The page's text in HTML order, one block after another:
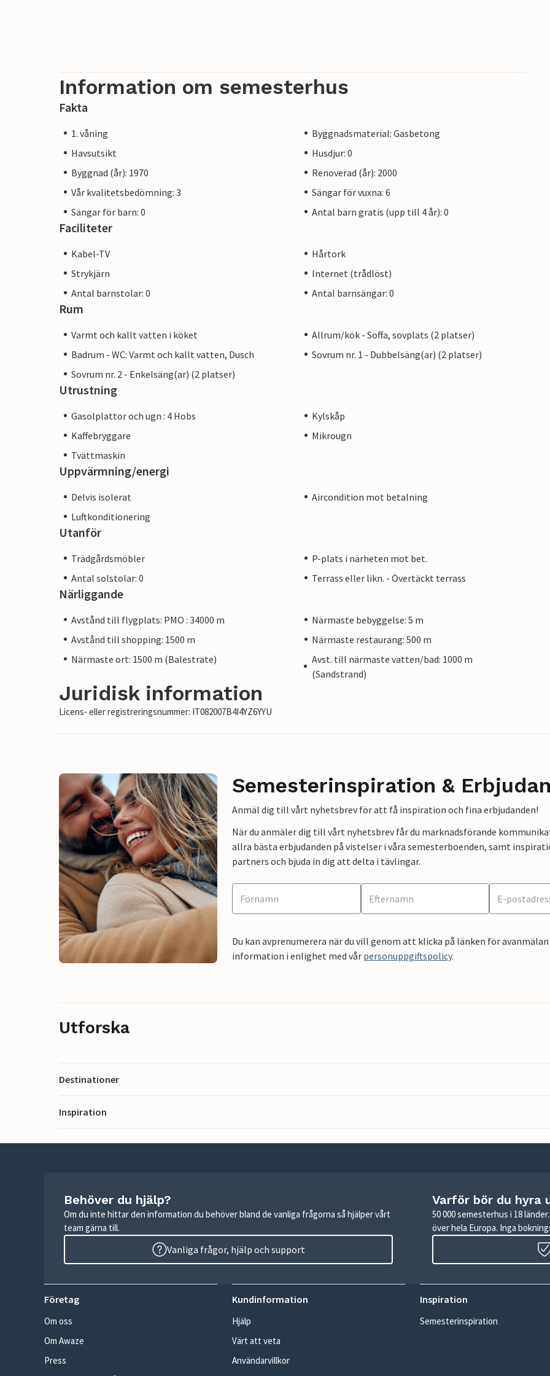
Information om semesterhus
Fakta
1. våning
Byggnadsmaterial: Gasbetong
Havsutsikt
Husdjur: 0
Byggnad (år): 1970
Renoverad (år): 2000
Vår kvalitetsbedömning: 3
Sängar för vuxna: 6
Sängar för barn: 0
Antal barn gratis (upp till 4 år): 0
Faciliteter
Kabel-TV
Hårtork
Strykjärn
Internet (trådlöst)
Antal barnstolar: 0
Antal barnsängar: 0
Rum
Varmt och kallt vatten i köket
Allrum/kök - Soffa, sovplats (2 platser)
Badrum - WC: Varmt och kallt vatten, Dusch
Sovrum nr. 1 - Dubbelsäng(ar) (2 platser)
Sovrum nr. 2 - Enkelsäng(ar) (2 platser)
Utrustning
Gasolplattor och ugn : 4 Hobs
Kylskåp
Kaffebryggare
Mikrougn
Tvättmaskin
Uppvärmning/energi
Delvis isolerat
Aircondition mot betalning
Luftkonditionering
Utanför
Trädgårdsmöbler
P-plats i närheten mot bet.
Antal solstolar: 0
Terrass eller likn. - Övertäckt terrass
Närliggande
Avstånd till flygplats: PMO : 34000 m
Närmaste bebyggelse: 5 m
Avstånd till shopping: 1500 m
Närmaste restaurang: 500 m
Närmaste ort: 1500 m (Balestrate)
Avst. till närmaste vatten/bad: 1000 m
(Sandstrand)
Juridisk information
Licens- eller registreringsnummer: IT082007B4I4YZ6YYU
Semesterinspiration &
Anmäl dig till vårt nyhetsbrev för att få inspiration och fina erbjudanden!
När du anmäler dig till vårt nyhetsbrev får du marknadsförande
allra bästa erbjudanden på vistelser i våra semesterboenden, samt
partners och bjuda in dig att delta i tävlingar.
Du kan avprenumerera när du vill genom att klicka på länken för
information i enlighet med vår personuppgiftspolicy.
Utforska
Destinationer
Inspiration
Behöver du hjälp?
Om du inte hittar den information du behöver bland de vanliga frågorna så hjälper vårt
team gärna till.
Vanliga frågor, hjälp och support
Varför bör du hyra
50 000 semesterhus i 18
över hela Europa. Inga
Företag
Om oss
Om Awaze
Press
Kundinformation
Hjälp
Värt att veta
Användarvillkor
Inspiration
Semesterinspiration